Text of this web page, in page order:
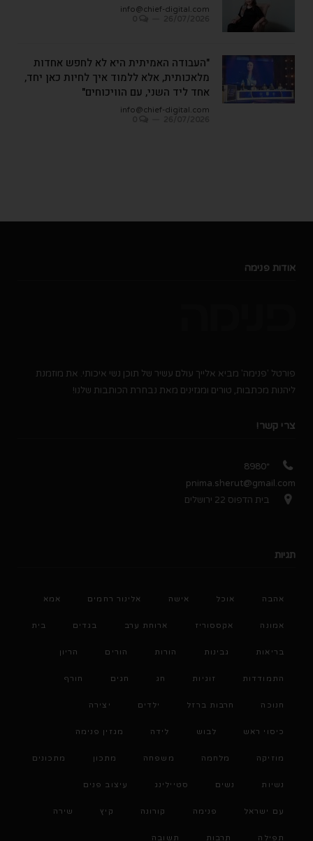
info@chief-digital.com
"העבודה האמיתית היא לא לחפש אחדות
מלאכותית, אלא ללמוד איך לחיות כאן יחד,
אחד ליד השני, עם הוויכוחים"
info@chief-digital.com
אודות פנימה
פורטל 'פנימה' מביא אלייך עולם עשיר של תוכן נשי איכותי. את מוזמנת
ליהנות מכתבות, טורים ומגזינים מאת נבחרת הכותבות שלנו!
צרי קשר!
*8980
pnima.sherut@gmail.com
בית הדפוס 22 ירושלים
תגיות
אהבה אוכל אישה אלינור רחמים אמא
אמונה אקססוריז ארוחת ערב בגדים בית
בריאות גבינות הורות הורים הריון
התמודדות זוגיות חג חגים חורף
חנוכה חרבות ברזל ילדים יצירה
כיסוי ראש לבוש לידה מגזין פנימה
מוזיקה מלחמה משפחה מתכון מתכונים
נשיות נשים סטיילינג עיצוב פנים
עם ישראל פנימה קורונה קיץ שירה
תפילה תרבות תשובה